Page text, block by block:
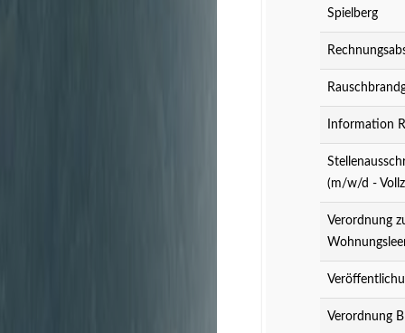
Spielberg
Information
(m/w/d -
Verordnung
Verordnung